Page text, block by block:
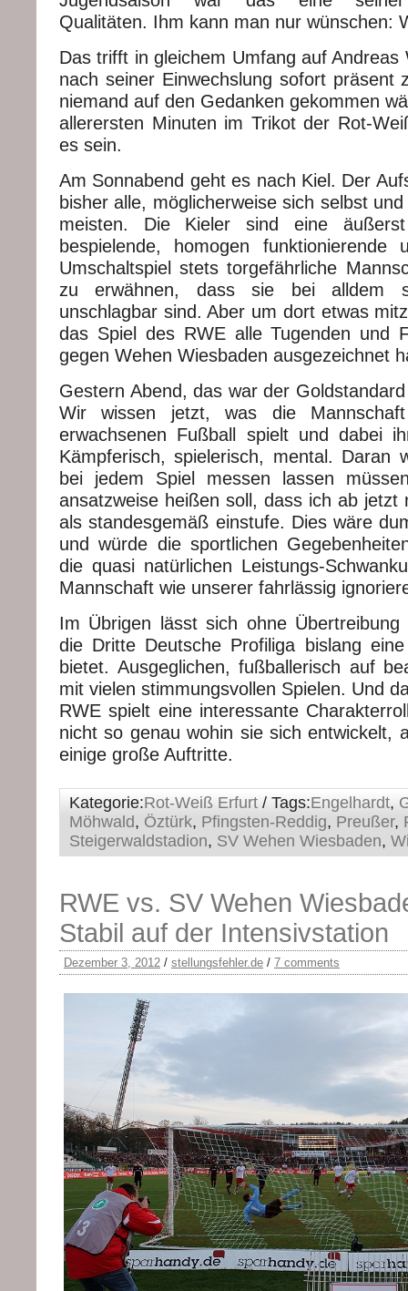
Qualitäten. Ihm kann man nur wünschen:
Das trifft in gleichem Umfang auf Andreas
nach seiner Einwechslung sofort präsent
niemand auf den Gedanken gekommen
allerersten Minuten im Trikot der Rot-
es sein.
Am Sonnabend geht es nach Kiel. Der
bisher alle, möglicherweise sich selbst
meisten. Die Kieler sind eine
bespielende, homogen funktionierende
Umschaltspiel stets torgefährliche
zu erwähnen, dass sie bei alldem
unschlagbar sind. Aber um dort etwas
das Spiel des RWE alle Tugenden und
gegen Wehen Wiesbaden ausgezeichnet
Gestern Abend, das war der
Wir wissen jetzt, was die
erwachsenen Fußball spielt und dabei
Kämpferisch, spielerisch, mental. Daran
bei jedem Spiel messen lassen
ansatzweise heißen soll, dass ich ab jetzt
als standesgemäß einstufe. Dies wäre
und würde die sportlichen
die quasi natürlichen Leistungs-
Mannschaft wie unserer fahrlässig
Im Übrigen lässt sich ohne Übertreibung
die Dritte Deutsche Profiliga bislang
bietet. Ausgeglichen, fußballerisch auf
mit vielen stimmungsvollen Spielen. Und
RWE spielt eine interessante
nicht so genau wohin sie sich entwickelt,
einige große Auftritte.
Kategorie:Rot-Weiß Erfurt / Tags:Engelhardt,
Möhwald, Öztürk, Pfingsten-Reddig, Preußer,
Steigerwaldstadion, SV Wehen Wiesbaden,
RWE vs. SV Wehen
Stabil auf der Intensivstation
Dezember 3, 2012 / stellungsfehler.de / 7 comments